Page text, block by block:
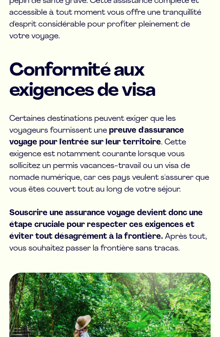
accessible à tout moment vous offre une tranquillité
d'esprit considérable pour profiter pleinement de
votre voyage.
Conformité aux
exigences de visa
Certaines destinations peuvent exiger que les
voyageurs fournissent unepreuve d'assurance
voyage pour l'entrée sur leur territoire. Cette
exigence est notamment courante lorsque vous
sollicitez un permis vacances-travail ou un visa de
nomade numérique, car ces pays veulent s'assurer que
vous êtes couvert tout au long de votre séjour.
Souscrire une assurance voyage devient donc une
étape cruciale pour respecter ces exigences et
éviter tout désagrément à la frontière. Après tout,
vous souhaitez passer la frontière sans tracas.